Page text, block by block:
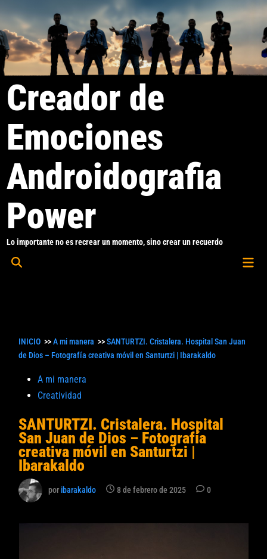
al
contenido
Creador de
Emociones
Androidografia
Power
Lo importante no es recrear un momento, sino crear un recuerdo
Abrir
INICIO >>A mi manera >>SANTURTZI. Cristalera. Hospital San Juan
de Dios – Fotografía creativa móvil en Santurtzi | Ibarakaldo
Publicado
en
A mi manera
Creatividad
SANTURTZI. Cristalera. Hospital
San Juan de Dios – Fotografía
creativa móvil en Santurtzi |
Ibarakaldo
poribarakaldo 8 de febrero de 2025 0